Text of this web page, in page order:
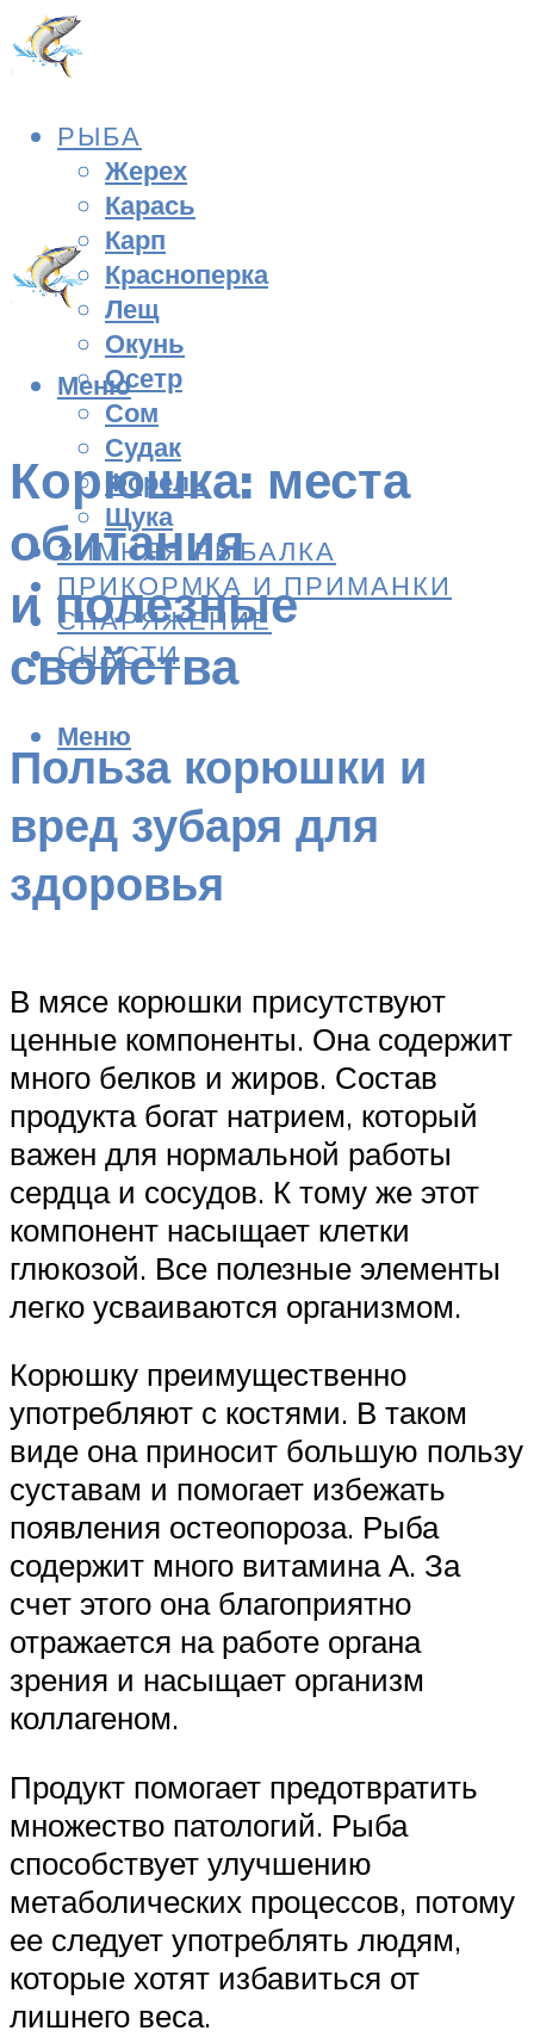
РЫБА
Жерех
Карась
Карп
Красноперка
Лещ
Окунь
Осетр
Сом
Судак
Форель
Щука
ЗИМНЯЯ РЫБАЛКА
ПРИКОРМКА И ПРИМАНКИ
СНАРЯЖЕНИЕ
СНАСТИ
Меню
Меню
Корюшка: места
обитания
и полезные
свойства
Польза корюшки и
вред зубаря для
здоровья
В мясе корюшки присутствуют
ценные компоненты. Она содержит
много белков и жиров. Состав
продукта богат натрием, который
важен для нормальной работы
сердца и сосудов. К тому же этот
компонент насыщает клетки
глюкозой. Все полезные элементы
легко усваиваются организмом.
Корюшку преимущественно
употребляют с костями. В таком
виде она приносит большую пользу
суставам и помогает избежать
появления остеопороза. Рыба
содержит много витамина А. За
счет этого она благоприятно
отражается на работе органа
зрения и насыщает организм
коллагеном.
Продукт помогает предотвратить
множество патологий. Рыба
способствует улучшению
метаболических процессов, потому
ее следует употреблять людям,
которые хотят избавиться от
лишнего веса.